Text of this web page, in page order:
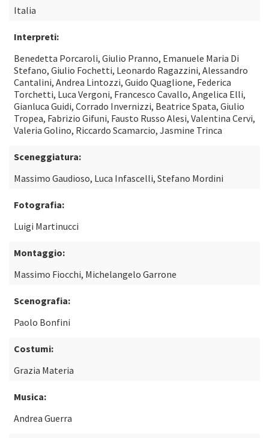
Italia
Interpreti:
Benedetta Porcaroli, Giulio Pranno, Emanuele Maria Di
Stefano, Giulio Fochetti, Leonardo Ragazzini, Alessandro
Cantalini, Andrea Lintozzi, Guido Quaglione, Federica
Torchetti, Luca Vergoni, Francesco Cavallo, Angelica Elli,
Gianluca Guidi, Corrado Invernizzi, Beatrice Spata, Giulio
Tropea, Fabrizio Gifuni, Fausto Russo Alesi, Valentina Cervi,
Valeria Golino, Riccardo Scamarcio, Jasmine Trinca
Sceneggiatura:
Massimo Gaudioso, Luca Infascelli, Stefano Mordini
Fotografia:
Luigi Martinucci
Montaggio:
Massimo Fiocchi, Michelangelo Garrone
Scenografia:
Paolo Bonfini
Costumi:
Grazia Materia
Musica:
Andrea Guerra